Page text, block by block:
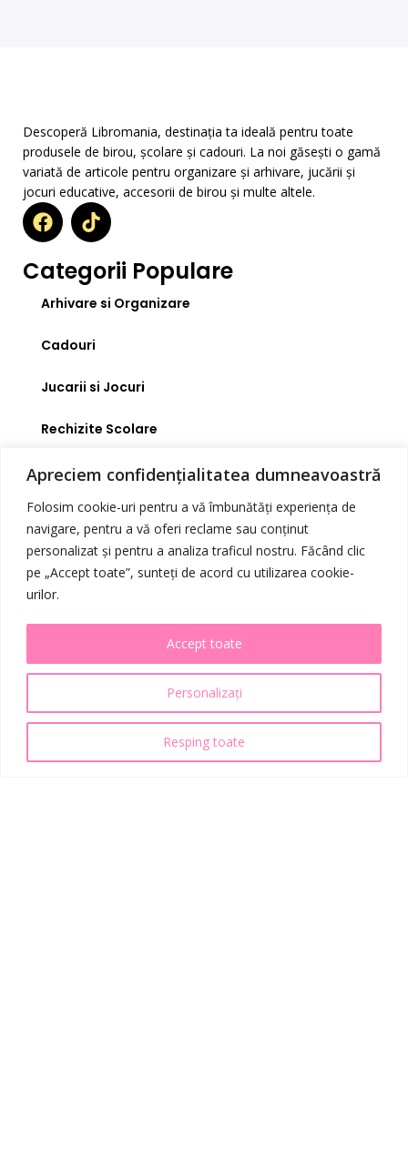
Apreciem confidențialitatea dumneavoastră
Folosim cookie-uri pentru a vă îmbunătăți experiența de
navigare, pentru a vă oferi reclame sau conținut
personalizat și pentru a analiza traficul nostru. Făcând clic
pe „Accept toate”, sunteți de acord cu utilizarea cookie-
urilor.
Personalizați
Resping toate
Accept toate
Descoperă Libromania, destinația ta ideală pentru toate
produsele de birou, școlare și cadouri. La noi găsești o gamă
variată de articole pentru organizare și arhivare, jucării și
jocuri educative, accesorii de birou și multe altele.
Categorii Populare
Arhivare si Organizare
Cadouri
Jucarii si Jocuri
Rechizite Scolare
Link-uri Utile
Magazin
Noutati
Abonament
Promotii
Contact
Informatii Legale
de dorințe
Coș
Abonament
Contul meu